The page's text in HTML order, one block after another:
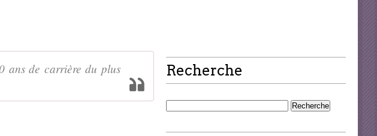
ans de carrière du plus
Recherche